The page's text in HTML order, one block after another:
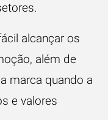
alcançar os
além de
marca quando a
e valores